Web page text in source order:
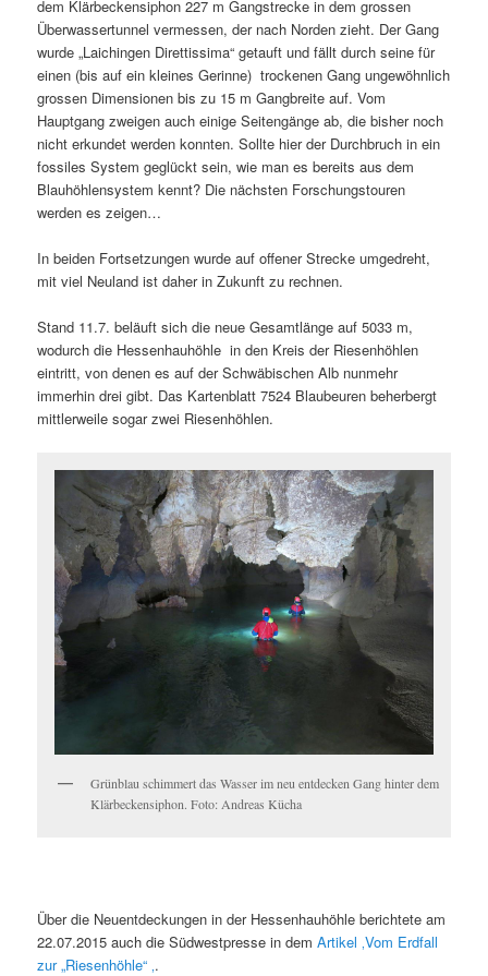
dem Klärbeckensiphon 227 m Gangstrecke in dem grossen
Überwassertunnel vermessen, der nach Norden zieht. Der Gang
wurde „Laichingen Direttissima“ getauft und fällt durch seine für
einen (bis auf ein kleines Gerinne) trockenen Gang ungewöhnlich
grossen Dimensionen bis zu 15 m Gangbreite auf. Vom
Hauptgang zweigen auch einige Seitengänge ab, die bisher noch
nicht erkundet werden konnten. Sollte hier der Durchbruch in ein
fossiles System geglückt sein, wie man es bereits aus dem
Blauhöhlensystem kennt? Die nächsten Forschungstouren
werden es zeigen…
In beiden Fortsetzungen wurde auf offener Strecke umgedreht,
mit viel Neuland ist daher in Zukunft zu rechnen.
Stand 11.7. beläuft sich die neue Gesamtlänge auf 5033 m,
wodurch die Hessenhauhöhle in den Kreis der Riesenhöhlen
eintritt, von denen es auf der Schwäbischen Alb nunmehr
immerhin drei gibt. Das Kartenblatt 7524 Blaubeuren beherbergt
mittlerweile sogar zwei Riesenhöhlen.
Grünblau schimmert das Wasser im neu entdecken Gang hinter dem
Klärbeckensiphon. Foto: Andreas Kücha
Über die Neuentdeckungen in der Hessenhauhöhle berichtete am
22.07.2015 auch die Südwestpresse in demArtikel ‚Vom Erdfall
zur „Riesenhöhle“ ‚ .